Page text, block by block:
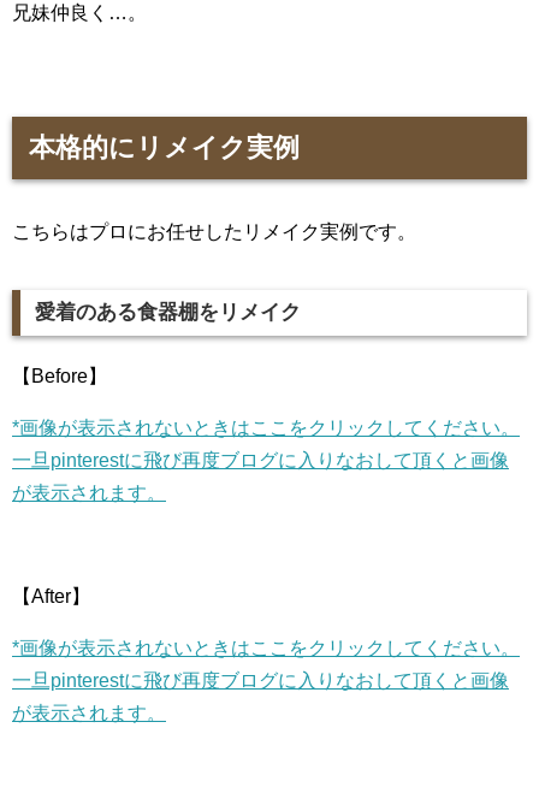
兄妹仲良く…。
本格的にリメイク実例
こちらはプロにお任せしたリメイク実例です。
愛着のある食器棚をリメイク
【Before】
*画像が表示されないときはここをクリックしてください。
一旦pinterestに飛び再度ブログに入りなおして頂くと画像
が表示されます。
【After】
*画像が表示されないときはここをクリックしてください。
一旦pinterestに飛び再度ブログに入りなおして頂くと画像
が表示されます。